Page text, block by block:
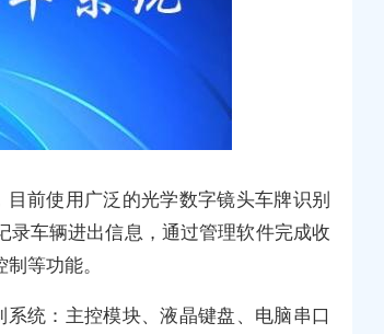
前使用广泛的光学数字镜头车牌识别
车辆进出信息，通过管理软件完成收
等功能。
统：主控模块、液晶键盘、电脑串口